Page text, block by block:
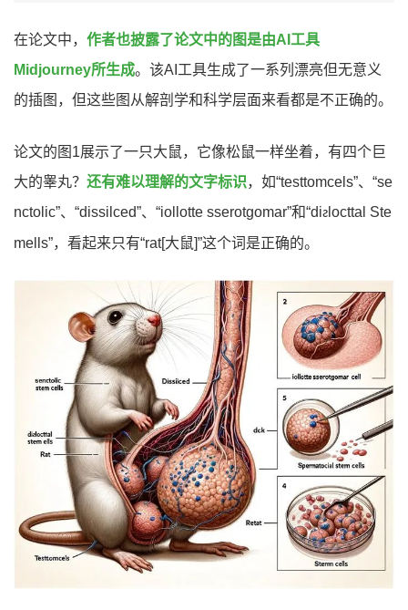
在论文中， 作者也披露了论文中的图是由AI工具
Midjourney所生成。该AI工具生成了一系列漂亮但无意义
的插图，但这些图从解剖学和科学层面来看都是不正确的。
论文的图 1展示了一只大鼠，它像松鼠一样坐着，有四个巨
大的睾丸？ 还有难以理解的文字标识，如“testtomcels”、 “se
nctolic”、 “dissilced”、 “iollotte sserotgomar”和“diƨ locttal Ste
mells”，看起来只有“rat[大鼠]”这个词是正确的。